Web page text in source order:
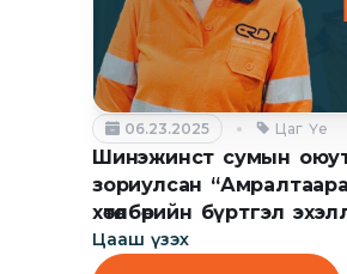
06.23.2025 Цаг Үе
Шинэжинст сумын
зориулсан “Амралтаараа
хөтөлбөрийн бүртгэл
Цааш үзэх